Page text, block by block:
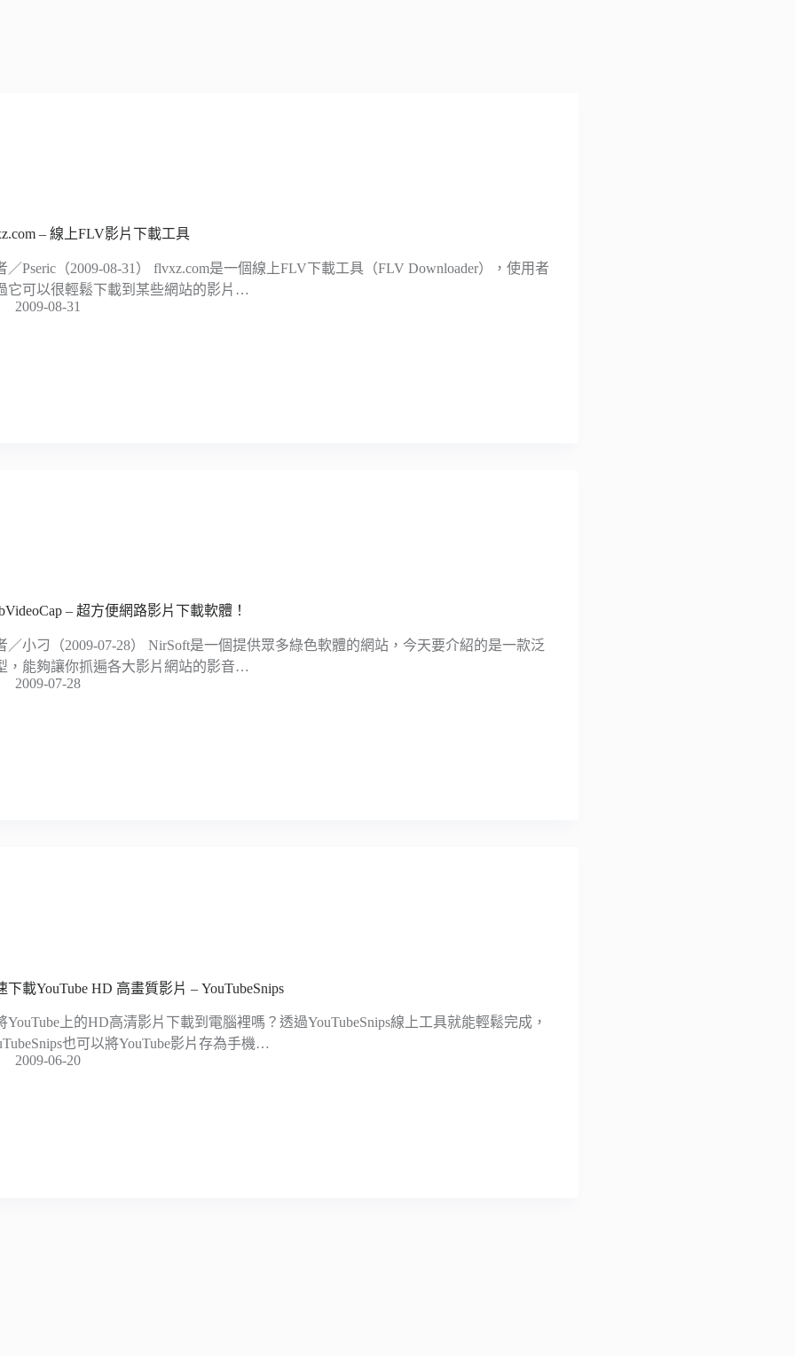
– 線上FLV影片下載工具
／Pseric（2009-08-31） flvxz.com是一個線上FLV下載工具（FLV Downloader），使用者
它可以很輕鬆下載到某些網站的影片…
2009-08-31
– 超方便網路影片下載軟體！
／小刁（2009-07-28） NirSoft是一個提供眾多綠色軟體的網站，今天要介紹的是一款泛
，能夠讓你抓遍各大影片網站的影音…
2009-07-28
下載YouTube HD 高畫質影片 – YouTubeSnips
YouTube上的HD高清影片下載到電腦裡嗎？透過YouTubeSnips線上工具就能輕鬆完成，
也可以將YouTube影片存為手機…
2009-06-20